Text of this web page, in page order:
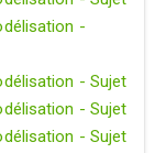
-
- Sujet
- Sujet
- Sujet